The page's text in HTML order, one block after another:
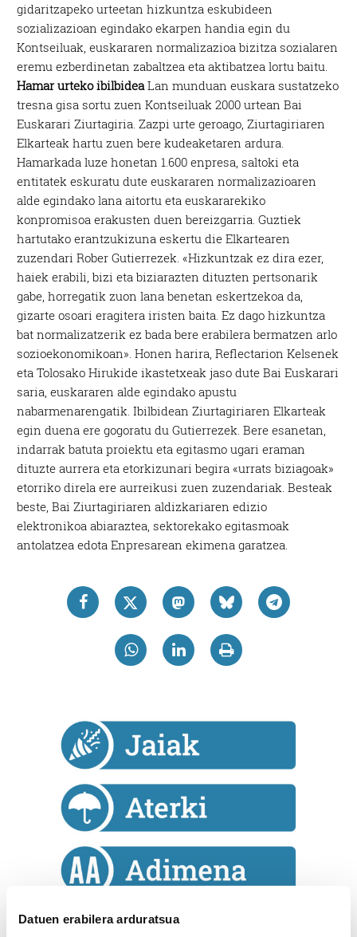
Datuen erabilera arduratsua
gidaritzapeko urteetan hizkuntza eskubideen
sozializazioan egindako ekarpen handia egin du
Kontseiluak, euskararen normalizazioa bizitza sozialaren
eremu ezberdinetan zabaltzea eta aktibatzea lortu baitu.
Hamar urteko ibilbideaLan munduan euskara sustatzeko
tresna gisa sortu zuen Kontseiluak 2000 urtean Bai
Euskarari Ziurtagiria. Zazpi urte geroago, Ziurtagiriaren
Elkarteak hartu zuen bere kudeaketaren ardura.
Hamarkada luze honetan 1.600 enpresa, saltoki eta
entitatek eskuratu dute euskararen normalizazioaren
alde egindako lana aitortu eta euskararekiko
konpromisoa erakusten duen bereizgarria. Guztiek
hartutako erantzukizuna eskertu die Elkartearen
zuzendari Rober Gutierrezek. «Hizkuntzak ez dira ezer,
haiek erabili, bizi eta biziarazten dituzten pertsonarik
gabe, horregatik zuon lana benetan eskertzekoa da,
gizarte osoari eragitera iristen baita. Ez dago hizkuntza
bat normalizatzerik ez bada bere erabilera bermatzen arlo
sozioekonomikoan». Honen harira, Reflectarion Kelsenek
eta Tolosako Hirukide ikastetxeak jaso dute Bai Euskarari
saria, euskararen alde egindako apustu
nabarmenarengatik. Ibilbidean Ziurtagiriaren Elkarteak
egin duena ere gogoratu du Gutierrezek. Bere esanetan,
indarrak batuta proiektu eta egitasmo ugari eraman
dituzte aurrera eta etorkizunari begira «urrats biziagoak»
etorriko direla ere aurreikusi zuen zuzendariak. Besteak
beste, Bai Ziurtagiriaren aldizkariaren edizio
elektronikoa abiaraztea, sektorekako egitasmoak
antolatzea edota Enpresarean ekimena garatzea.